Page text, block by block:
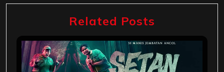
Related Posts